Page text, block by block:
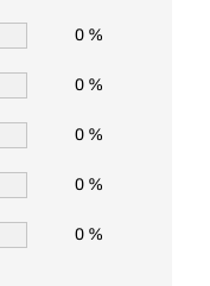
0 %
0 %
0 %
0 %
0 %